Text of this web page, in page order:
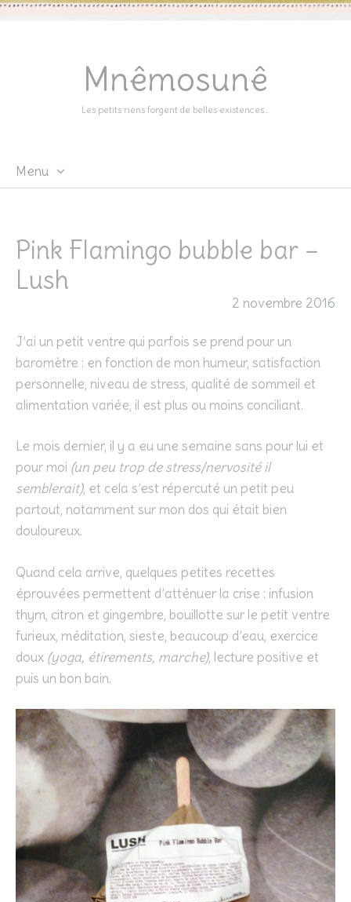
Mnêmosunê
Les petits riens forgent de belles existences…
Menu
Pink Flamingo bubble bar –
Lush
2 novembre 2016
J’ai un petit ventre qui parfois se prend pour un
baromètre : en fonction de mon humeur, satisfaction
personnelle, niveau de stress, qualité de sommeil et
alimentation variée, il est plus ou moins conciliant.
Le mois dernier, il y a eu une semaine sans pour lui et
pour moi (un peu trop de stress/nervosité il
semblerait), et cela s’est répercuté un petit peu
partout, notamment sur mon dos qui était bien
douloureux.
Quand cela arrive, quelques petites recettes
éprouvées permettent d’atténuer la crise : infusion
thym, citron et gingembre, bouillotte sur le petit ventre
furieux, méditation, sieste, beaucoup d’eau, exercice
doux (yoga, étirements, marche), lecture positive et
puis un bon bain.